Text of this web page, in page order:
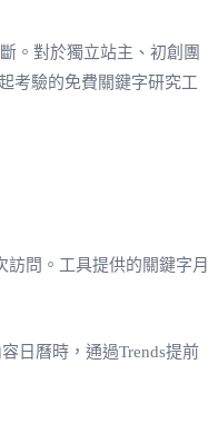
。對於獨立站主、初創團
考驗的免費關鍵字研究工
問。工具提供的關鍵字月
日曆時，通過Trends提前